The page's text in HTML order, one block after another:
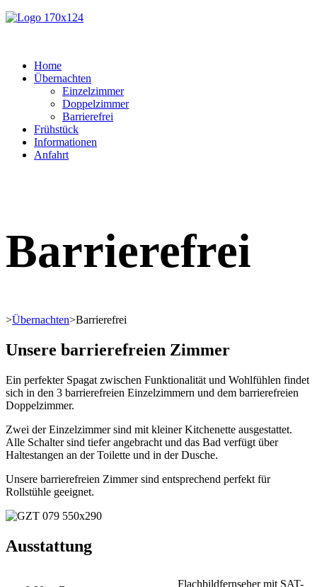
Home
Übernachten
Einzelzimmer
Doppelzimmer
Barrierefrei
Frühstück
Informationen
Anfahrt
Barrierefrei
>Übernachten>Barrierefrei
Unsere barrierefreien Zimmer
Ein perfekter Spagat zwischen Funktionalität und Wohlfühlen findet
sich in den 3 barrierefreien Einzelzimmern und dem barrierefreien
Doppelzimmer.
Zwei der Einzelzimmer sind mit kleiner Kitchenette ausgestattet.
Alle Schalter sind tiefer angebracht und das Bad verfügt über
Haltestangen an der Toilette und in der Dusche.
Unsere barrierefreien Zimmer sind entsprechend perfekt für
Rollstühle geeignet.
Ausstattung
Flachbildfernseher mit SAT-